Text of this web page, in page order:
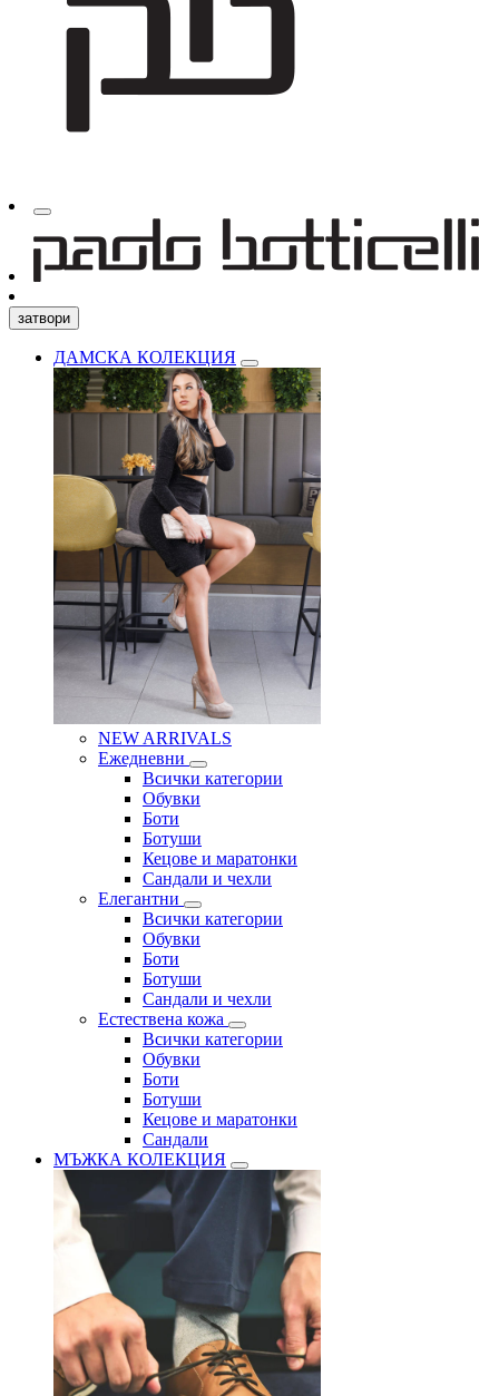
затвори
ДАМСКА КОЛЕКЦИЯ
NEW ARRIVALS
Ежедневни
Всички категории
Обувки
Боти
Ботуши
Кецове и маратонки
Сандали и чехли
Елегантни
Всички категории
Обувки
Боти
Ботуши
Сандали и чехли
Естествена кожа
Всички категории
Обувки
Боти
Ботуши
Кецове и маратонки
Сандали
МЪЖКА КОЛЕКЦИЯ